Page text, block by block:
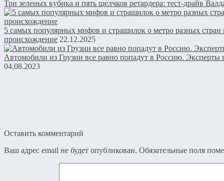
Три зеленых кубика и пять щелчков ретардера: тест-драйв
5 самых популярных мифов и страшилок о метро разных стран
происхождение 22.12.2025
Автомобили из Грузии все равно попадут в Россию. Эксперты
04.08.2023
Оставить комментарий
Ваш адрес email не будет опубликован. Обязательные поля